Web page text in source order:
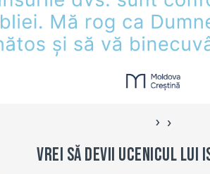
‹ ›
Vrei să devii ucenicul lui